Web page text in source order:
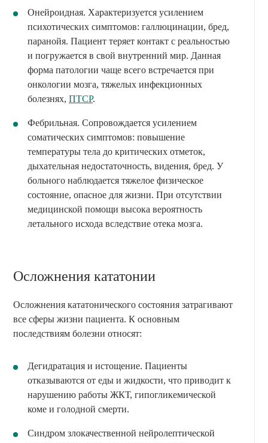
Онейроидная. Характеризуется усилением
психотических симптомов: галлюцинации, бред,
паранойя. Пациент теряет контакт с реальностью
и погружается в свой внутренний мир. Данная
форма патологии чаще всего встречается при
онкологии мозга, тяжелых инфекционных
болезнях, ПТСР.
Фебрильная. Сопровождается усилением
соматических симптомов: повышение
температуры тела до критических отметок,
дыхательная недостаточность, видения, бред. У
больного наблюдается тяжелое физическое
состояние, опасное для жизни. При отсутствии
медицинской помощи высока вероятность
летального исхода вследствие отека мозга.
Осложнения кататонии
Осложнения кататонического состояния затрагивают
все сферы жизни пациента. К основным
последствиям болезни относят:
Дегидратация и истощение. Пациенты
отказываются от еды и жидкости, что приводит к
нарушению работы ЖКТ, гипогликемической
коме и голодной смерти.
Синдром злокачественной нейролептической